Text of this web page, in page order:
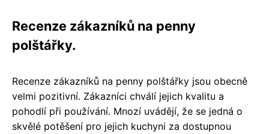
Recenze zákazníků na penny
polštářky.
Recenze zákazníků na penny polštářky jsou obecně
velmi pozitivní. Zákazníci chválí jejich kvalitu a
pohodlí při používání. Mnozí uvádějí, že se jedná o
skvělé potěšení pro jejich kuchyni za dostupnou